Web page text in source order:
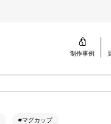
制作事例
#マグカップ